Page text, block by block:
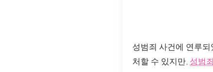
성범죄 사건에 연루
처할 수 있지만, 성범